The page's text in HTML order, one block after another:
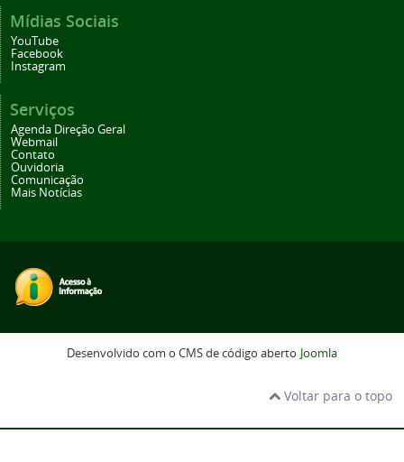
Mídias Sociais
YouTube
Facebook
Instagram
Serviços
Agenda Direção Geral
Webmail
Contato
Ouvidoria
Comunicação
Mais Notícias
Desenvolvido com o CMS de código aberto Joomla
Voltar para o topo